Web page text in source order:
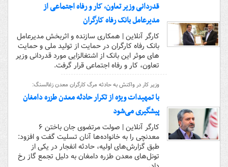
قدردانی وزیر تعاون، کار و رفاه اجتماعی از
مدیرعامل بانک رفاه کارگران
کارگر آنلاین | همکاری سازنده و اثربخش مدیرعامل
بانک رفاه کارگران در حمایت از تولید ملی و حمایت‌
های موثر این بانک از اشتغالزایی مورد قدردانی وزیر
تعاون، کار و رفاه اجتماعی قرار گرفت.
وزیر کار در واکنش به حادثه مرگ کارگران معدن زغالسنگ:
با تمهیدات ویژه از تکرار حادثه معدن طزره دامغان
پیشگیری می‌شود
کارگر آنلاین | صولت مرتضوی جان باختن ۶
معدنچی را به خانواده‌ها آنان تسلیت گفت و افزود:
طبق گزارش‌های اولیه، حادثه انفجار در یکی از
تونل‌های معدن طزره دامغان به دلیل تجمع گاز رخ